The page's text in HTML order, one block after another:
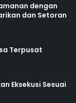
dengan
dan Setoran
Terpusat
Eksekusi Sesuai